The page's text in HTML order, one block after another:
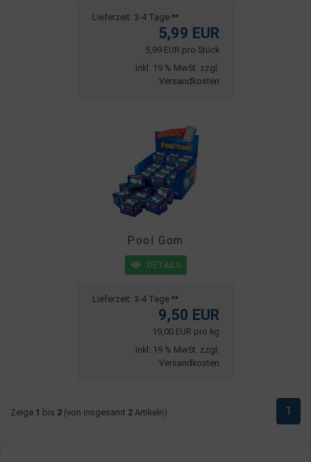
Lieferzeit: 3-4 Tage **
5,99 EUR
5,99 EUR pro Stück
inkl. 19 % MwSt. zzgl.
Versandkosten
Pool Gom
DETAILS
Lieferzeit: 3-4 Tage **
9,50 EUR
19,00 EUR pro kg
inkl. 19 % MwSt. zzgl.
Versandkosten
Zeige 1 bis 2 (von insgesamt 2 Artikeln) 1